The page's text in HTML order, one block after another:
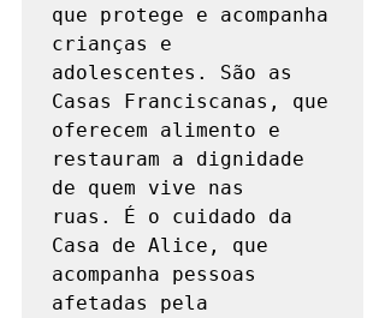
que protege e acompanha
crianças e
adolescentes. São as
Casas Franciscanas, que
oferecem alimento e
restauram a dignidade
de quem vive nas
ruas. É o cuidado da
Casa de Alice, que
acompanha pessoas
afetadas pela